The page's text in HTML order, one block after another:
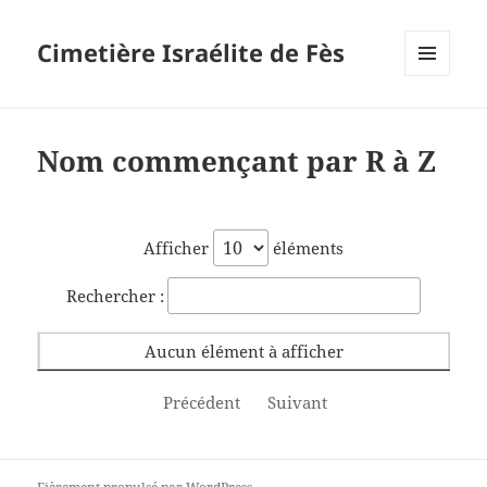
Cimetière Israélite de Fès
Nom commençant par R à Z
Afficher éléments
Rechercher :
Aucun élément à afficher
Précédent Suivant